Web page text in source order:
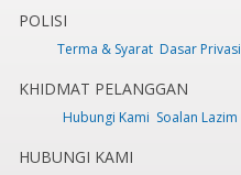
6pm
8 pm
POLISI
Terma & Syarat Dasar Privasi
KHIDMAT PELANGGAN
Hubungi Kami Soalan Lazim
HUBUNGI KAMI